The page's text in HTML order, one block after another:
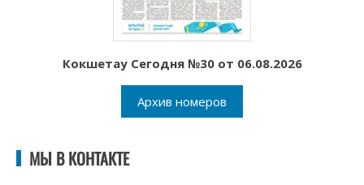
Кокшетау Сегодня №30 от 06.08.2026
Архив номеров
МЫ В КОНТАКТЕ